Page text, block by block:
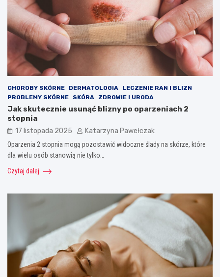
CHOROBY SKÓRNE DERMATOLOGIA
LECZENIE RAN I BLIZN
PROBLEMY SKÓRNE
SKÓRA ZDROWIE I URODA
Jak skutecznie usunąć blizny po oparzeniach 2
stopnia
17 listopada 2025 Katarzyna Pawełczak
Oparzenia 2 stopnia mogą pozostawić widoczne ślady na skórze, które
dla wielu osób stanowią nie tylko…
Czytaj dalej